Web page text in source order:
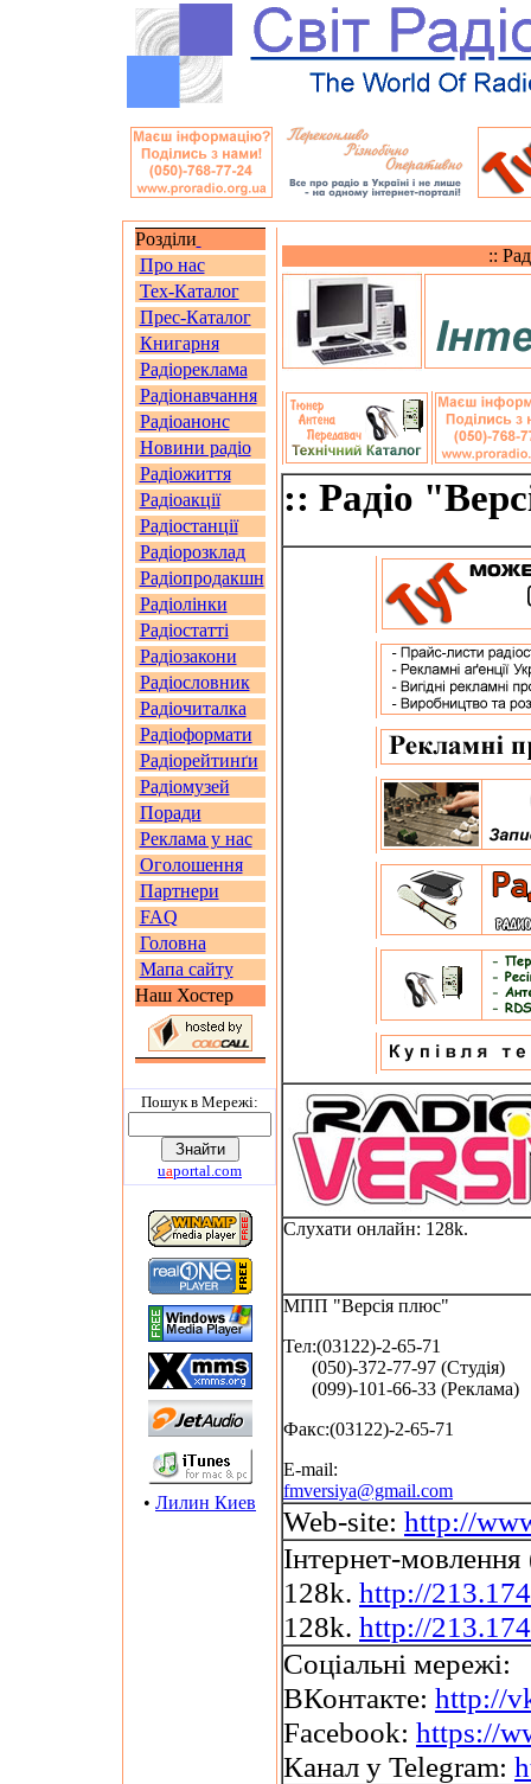
Розділи
Про нас
Тех-Каталог
Прес-Каталог
Книгарня
Радіореклама
Радіонавчання
Радіоанонс
Новини радіо
Радіожиття
Радіоакції
Радіостанції
Радіорозклад
Радіопродакшн
Радіолінки
Радіостатті
Радіозакони
Радіословник
Радіочиталка
Радіоформати
Радіорейтинґи
Радіомузей
Поради
Реклама у нас
Оголошення
Партнери
FAQ
Головна
Мапа сайту
Наш Хостер
Пошук в Мережi:
uaportal.com
• Лилин Киев
::
:: Радіо
Слухати онлайн: 128k.
МПП "Версія плюс"
Тел:(03122)-2-65-71
(050)-372-77-97 (Студія)
(099)-101-66-33 (Реклама)
Факс:(03122)-2-65-71
E-mail:
fmversiya@gmail.com
Web-site: http://
Інтернет-
128k. http://
128k. http://
Соціальні мережі:
ВКонтакте: http://
Facebook: https://
Канал у Telegram: